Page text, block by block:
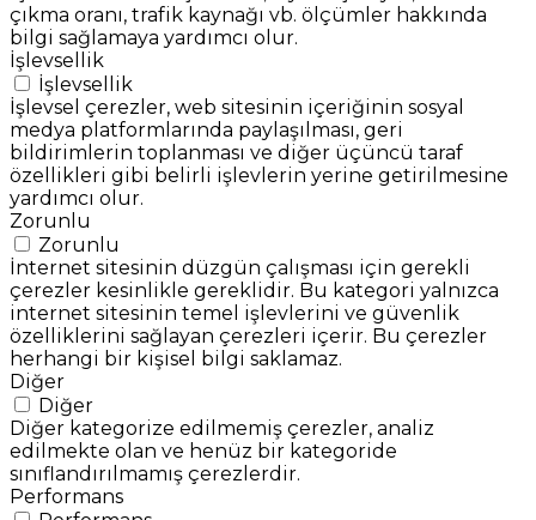
çıkma oranı, trafik kaynağı vb. ölçümler hakkında
bilgi sağlamaya yardımcı olur.
İşlevsellik
İşlevsellik
İşlevsel çerezler, web sitesinin içeriğinin sosyal
medya platformlarında paylaşılması, geri
bildirimlerin toplanması ve diğer üçüncü taraf
özellikleri gibi belirli işlevlerin yerine getirilmesine
yardımcı olur.
Zorunlu
Zorunlu
İnternet sitesinin düzgün çalışması için gerekli
çerezler kesinlikle gereklidir. Bu kategori yalnızca
internet sitesinin temel işlevlerini ve güvenlik
özelliklerini sağlayan çerezleri içerir. Bu çerezler
herhangi bir kişisel bilgi saklamaz.
Diğer
Diğer
Diğer kategorize edilmemiş çerezler, analiz
edilmekte olan ve henüz bir kategoride
sınıflandırılmamış çerezlerdir.
Performans